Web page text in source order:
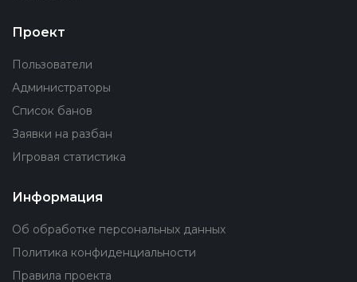
Проект
Пользователи
Администраторы
Список банов
Заявки на разбан
Игровая статистика
Информация
Об обработке персональных данных
Политика конфиденциальности
Правила проекта